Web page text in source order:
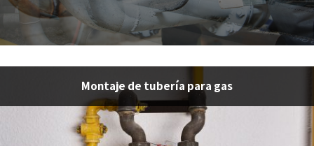
Montaje de tubería para gas